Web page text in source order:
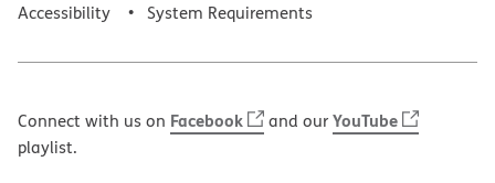
Accessibility
System Requirements
Connect with us on Facebook and ourYouTube
playlist.